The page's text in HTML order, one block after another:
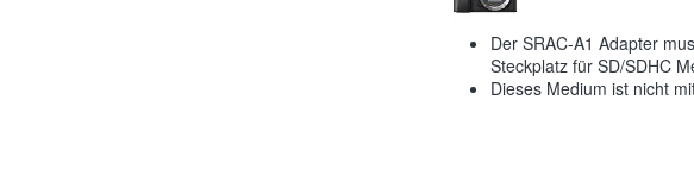
Der SRAC-A1 Adapter
Steckplatz für SD/SDHC
Dieses Medium ist nicht